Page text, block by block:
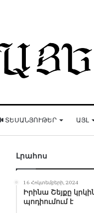
ՏԵՍԱՆՅՈՒԹԵՐ ԱՅԼ
Լրահոս
16 Հոկտեմբերի, 2024
Իրինա Շեյքը
պոդիումում է